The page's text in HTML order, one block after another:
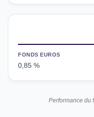
FONDS EUROS
0,85 %
Performance du